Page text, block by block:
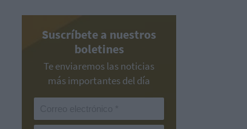
Suscríbete a nuestros
boletines
Te enviaremos las noticias
más importantes del día